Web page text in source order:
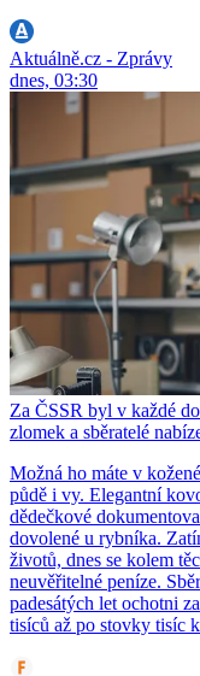
Aktuálně.cz - Zprávy
dnes, 03:30
Za ČSSR byl v každé
zlomek a sběratelé
Možná ho máte v
půdě i vy. Elegantní
dědečkové
dovolené u rybníka.
životů, dnes se kolem
neuvěřitelné peníze.
padesátých let ochotni
tisíců až po stovky tisíc